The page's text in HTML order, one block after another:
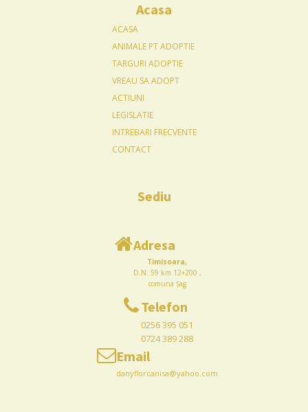
Acasa
ACASA
ANIMALE PT ADOPTIE
TARGURI ADOPTIE
VREAU SA ADOPT
ACTIUNI
LEGISLATIE
INTREBARI FRECVENTE
CONTACT
Sediu
Adresa
Timisoara,
D.N. 59 km 12+200 ,
comuna Șag
Telefon
0256 395 051
0724 389 288
Email
danyflorcanisa@yahoo.com